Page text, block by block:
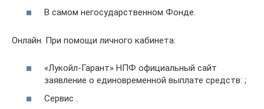
В самом негосударственном Фонде.
Онлайн. При помощи личного кабинета:
«Лукойл-Гарант» НПФ официальный сайт
заявление о единовременной выплате средств: ;
Сервис .